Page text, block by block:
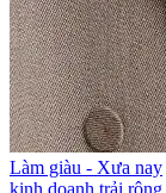
Làm giàu - Xưa nay